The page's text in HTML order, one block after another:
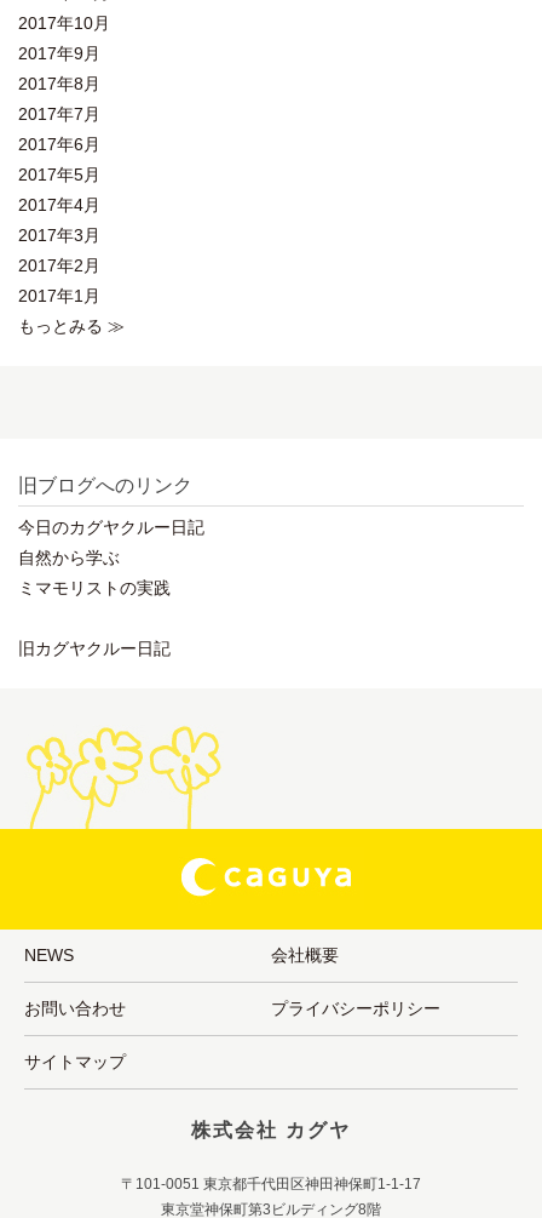
2017年10月
2017年9月
2017年8月
2017年7月
2017年6月
2017年5月
2017年4月
2017年3月
2017年2月
2017年1月
もっとみる ≫
旧ブログへのリンク
今日のカグヤクルー日記
自然から学ぶ
ミマモリストの実践
旧カグヤクルー日記
NEWS 会社概要
お問い合わせ プライバシーポリシー
サイトマップ
株式会社 カグヤ
〒101-0051 東京都千代田区神田神保町1-1-17
東京堂神保町第3ビルディング8階